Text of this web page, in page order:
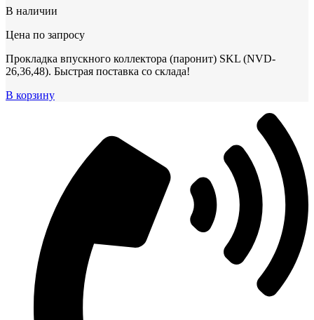
В наличии
Цена по запросу
Прокладка впускного коллектора (паронит) SKL (NVD-
26,36,48). Быстрая поставка со склада!
В корзину